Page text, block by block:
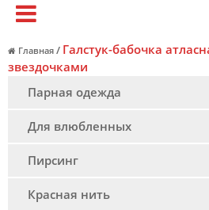
Главная / Галстук-бабочка
звездочками
Парная одежда
Для влюбленных
Пирсинг
Красная нить